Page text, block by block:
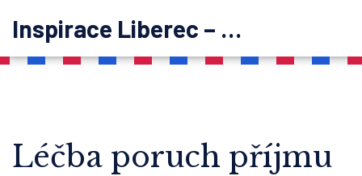
Inspirace Liberec – psychoterapie
Léčba poruch příjmu